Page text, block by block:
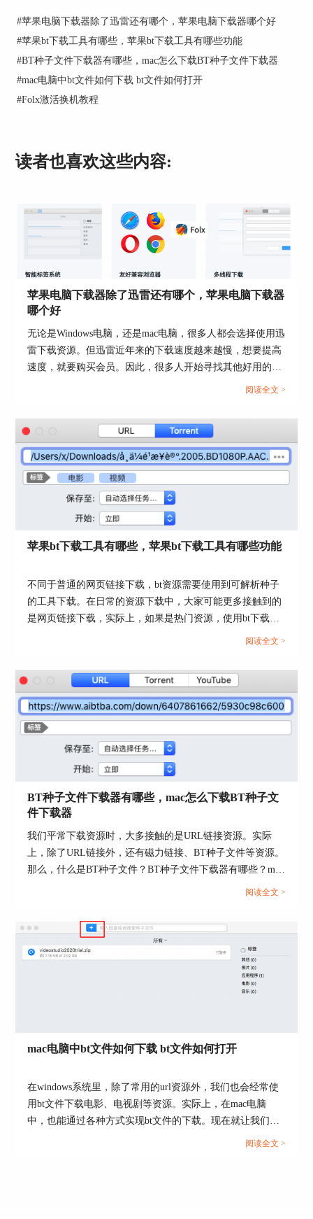
二、qBittorrent
按钮，添加目标种子文件，然后点击“确定”开始下
图3：选择目标种子文件
示，下载速度大约636KB每秒。
图4：qBittorrent下载速度
Mac系统的下载器。点击主界面的加号，
在“Torrent”项中选择我们的目标种子文件，设置立
即开始任务。
查看文件的下载速度。我们打开它的“带宽活动”界
#苹果电脑下载器除了迅雷还有哪个，苹果电脑下载器哪个好
#苹果bt下载工具有哪些，苹果bt下载工具有哪些功能
#BT种子文件下载器有哪些，mac怎么下载BT种子文件下载器
#mac电脑中bt文件如何下载 bt文件如何打开
#Folx激活换机教程
读者也喜欢这些内容:
苹果电脑下载器除了迅雷还有哪个，苹果电脑下载器
哪个好
无论是Windows电脑，还是mac电脑，很多人都会选择使用迅
雷下载资源。但迅雷近年来的下载速度越来越慢，想要提高
速度，就要购买会员。因此，很多人开始寻找其他好用的、
下载速度快的软件。本文会给大家介绍苹果电脑下载器除了
需求的小伙伴可以关注起来。...
阅读全文 >
苹果bt下载工具有哪些，苹果bt下载工具有哪些功能
不同于普通的网页链接下载，bt资源需要使用到可解析种子
的工具下载。在日常的资源下载中，大家可能更多接触到的
是网页链接下载，实际上，如果是热门资源，使用bt下载速
度会更快。本文会给大家介绍苹果bt下载工具有哪些，苹果
的小伙伴，可以看起来了！...
阅读全文 >
BT种子文件下载器有哪些，mac怎么下载BT种子文
件下载器
我们平常下载资源时，大多接触的是URL链接资源。实际
上，除了URL链接外，还有磁力链接、BT种子文件等资源。
那么，什么是BT种子文件？BT种子文件下载器有哪些？mac
怎么下载BT种子文件下载器？下面让我们一一来解答以上问
阅读全文 >
mac电脑中bt文件如何下载 bt文件如何打开
在windows系统里，除了常用的url资源外，我们也会经常使
用bt文件下载电影、电视剧等资源。实际上，在mac电脑
中，也能通过各种方式实现bt文件的下载。现在就让我们一
起来了解下mac电脑中bt文件如何下载，bt文件如何打开的相
阅读全文 >